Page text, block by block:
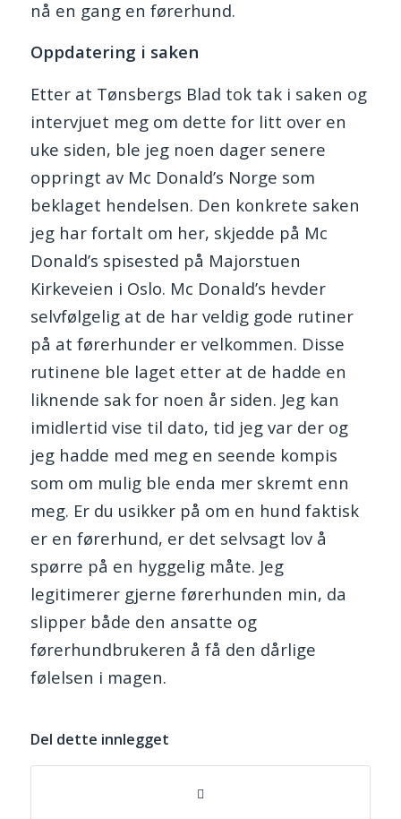
nå en gang en førerhund.
Oppdatering i saken
Etter at Tønsbergs Blad tok tak i saken og
intervjuet meg om dette for litt over en
uke siden, ble jeg noen dager senere
oppringt av Mc Donald’s Norge som
beklaget hendelsen. Den konkrete saken
jeg har fortalt om her, skjedde på Mc
Donald’s spisested på Majorstuen
Kirkeveien i Oslo. Mc Donald’s hevder
selvfølgelig at de har veldig gode rutiner
på at førerhunder er velkommen. Disse
rutinene ble laget etter at de hadde en
liknende sak for noen år siden. Jeg kan
imidlertid vise til dato, tid jeg var der og
jeg hadde med meg en seende kompis
som om mulig ble enda mer skremt enn
meg. Er du usikker på om en hund faktisk
er en førerhund, er det selvsagt lov å
spørre på en hyggelig måte. Jeg
legitimerer gjerne førerhunden min, da
slipper både den ansatte og
førerhundbrukeren å få den dårlige
følelsen i magen.
Del dette innlegget